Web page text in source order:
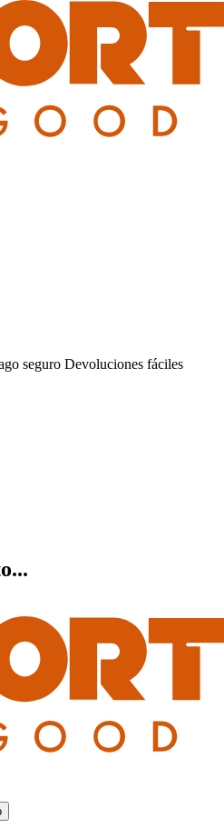
seguro Devoluciones fáciles